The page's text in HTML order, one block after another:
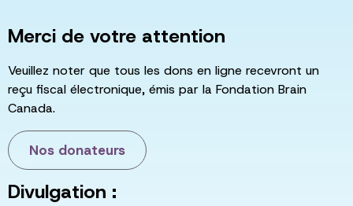
Merci de votre attention
Veuillez noter que tous les dons en ligne recevront un
reçu fiscal électronique, émis par la Fondation Brain
Canada.
Nos donateurs
Divulgation :